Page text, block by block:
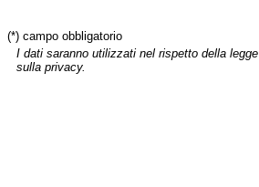
(*) campo obbligatorio
I dati saranno utilizzati nel rispetto della legge
sulla privacy.